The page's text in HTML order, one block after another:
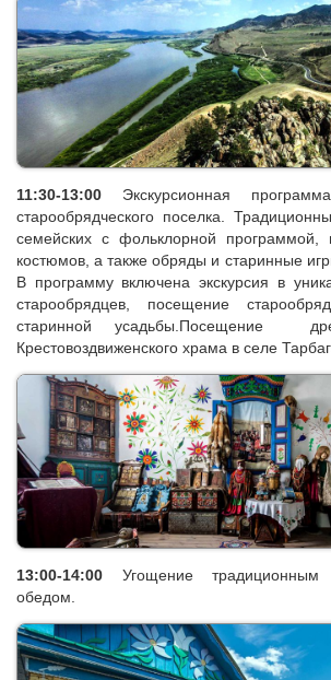
11 ДЕНЬ (вторник): Старообрядцы
Байкальск
08:00-10:00Завтрак в гостинице.
10:00-11:30
Трансфер в с. Тарбагатай (
с.Десятниково) с остановкой на
Омулёвой.
старообрядческого поселка.
семейских с фольклорной программой,
костюмов, а также обряды и старинные
В программу включена экскурсия в
старообрядцев, посещение
старинной усадьбы.Посещение
Крестовоздвиженского храма в селе